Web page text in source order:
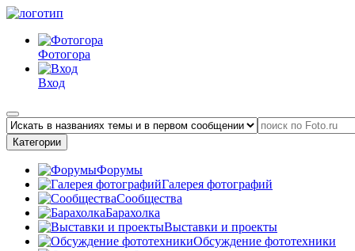
Фотогора
Вход
Категории
Форумы
Галерея фотографий
Сообщества
Барахолка
Выставки и проекты
Обсуждение фототехники